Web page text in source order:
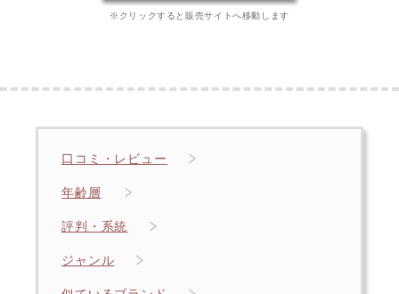
※クリックすると販売サイトへ移動します
口コミ・レビュー
年齢層
評判・系統
ジャンル